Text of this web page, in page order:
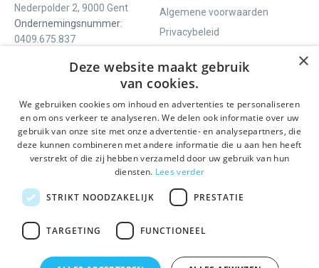
Nederpolder 2, 9000 Gent
Ondernemingsnummer:
0409.675.837
Algemene voorwaarden
Privacybeleid
ONS AANBOD
Rondleidingen
Dagprogramma
Activiteiten
SOCIALS
Facebook
Instagram
LinkedIn
BLIJF OP DE HOOGTE
Verzenden
×
Deze website maakt gebruik
van cookies.
We gebruiken cookies om inhoud en advertenties te personaliseren
en om ons verkeer te analyseren. We delen ook informatie over uw
gebruik van onze site met onze advertentie- en analysepartners, die
deze kunnen combineren met andere informatie die u aan hen heeft
verstrekt of die zij hebben verzameld door uw gebruik van hun
diensten. Lees verder
STRIKT NOODZAKELIJK PRESTATIE
TARGETING FUNCTIONEEL